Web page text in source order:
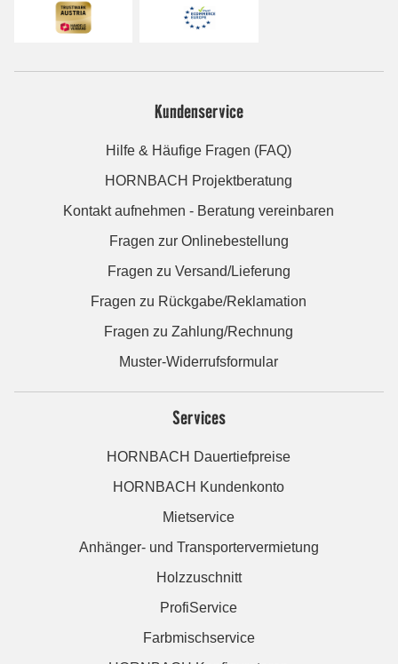
Kundenservice
Hilfe & Häufige Fragen (FAQ)
HORNBACH Projektberatung
Kontakt aufnehmen - Beratung vereinbaren
Fragen zur Onlinebestellung
Fragen zu Versand/Lieferung
Fragen zu Rückgabe/Reklamation
Fragen zu Zahlung/Rechnung
Muster-Widerrufsformular
Services
HORNBACH Dauertiefpreise
HORNBACH Kundenkonto
Mietservice
Anhänger- und Transportervermietung
Holzzuschnitt
ProfiService
Farbmischservice